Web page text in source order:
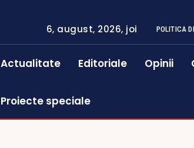
6, august, 2026, joi POLITICA
Actualitate Editoriale Opinii
Proiecte speciale